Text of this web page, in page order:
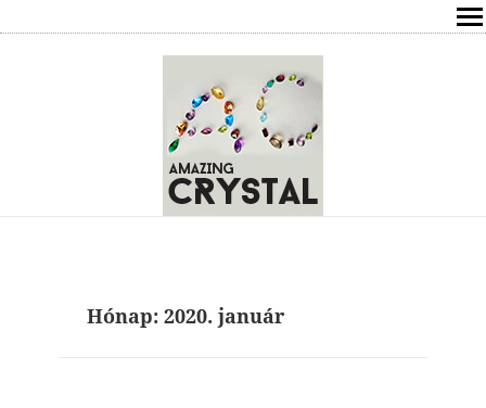
ÍRÁSOK
ÁSVÁNYOK HATÁSAI
ONLINE GYÓGYÍTÁS,TANÁCSADÁS
Hónap: 2020. január